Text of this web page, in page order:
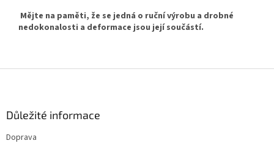
Mějte na paměti, že se jedná o ruční výrobu a drobné
nedokonalosti a deformace jsou její součástí.
Důležité informace
Doprava